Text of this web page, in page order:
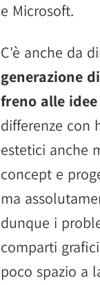
e Microsoft.
C'è anche da
generazione
freno alle
differenze con
estetici anche
concept e
ma
dunque i
comparti
poco spazio a